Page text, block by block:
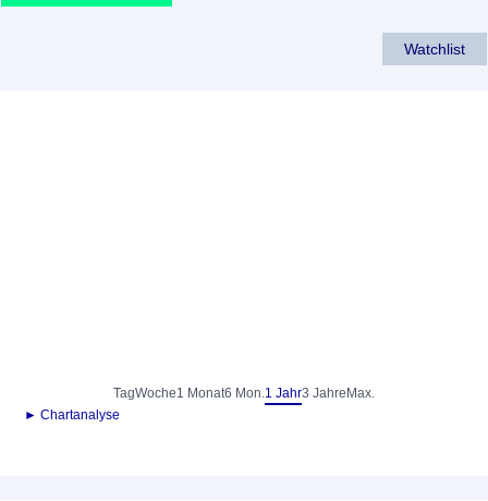
Watchlist
TagWoche1 Monat6 Mon.1 Jahr3 Jahre Max.
► Chartanalyse